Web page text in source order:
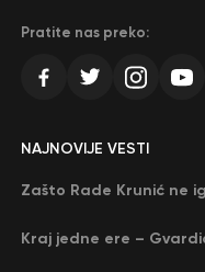
Pratite nas preko:
NAJNOVIJE VESTI